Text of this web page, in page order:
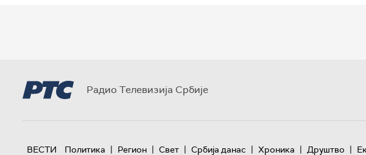
Радио Телевизија Србије
ВЕСТИ Политика | Регион | Свет | Србија данас | Хроника | Друштво |